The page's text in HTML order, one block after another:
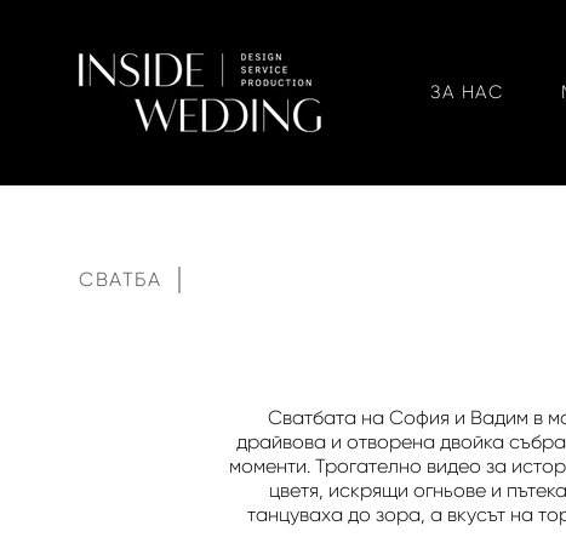
ЗА НАС
СВАТБА
Сватбата на София и Вадим в
драйвова и отворена двойка
моменти. Трогателно видео за
цветя, искрящи огньове и
танцуваха до зора, а вкусът на